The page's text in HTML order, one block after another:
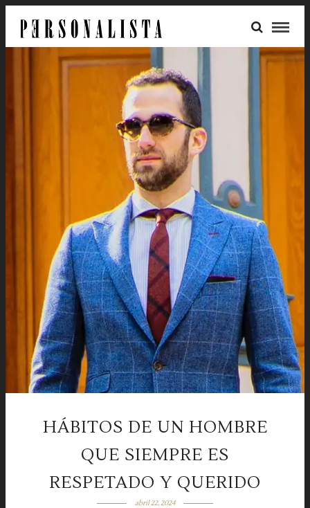
HÁBITOS DE UN HOMBRE
QUE SIEMPRE ES
RESPETADO Y QUERIDO
abril 22, 2024